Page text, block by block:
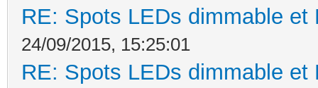
RE: Spots LEDs dimmable
24/09/2015, 15:25:01
RE: Spots LEDs dimmable